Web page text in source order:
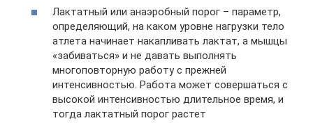
Лактатный или анаэробный порог – параметр,
определяющий, на каком уровне нагрузки тело
атлета начинает накапливать лактат, а мышцы
«забиваться» и не давать выполнять
многоповторную работу с прежней
интенсивностью. Работа может совершаться с
высокой интенсивностью длительное время, и
тогда лактатный порог растет